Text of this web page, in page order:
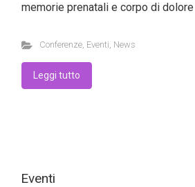
memorie prenatali e corpo di dolore
Conferenze, Eventi, News
Leggi tutto
Eventi